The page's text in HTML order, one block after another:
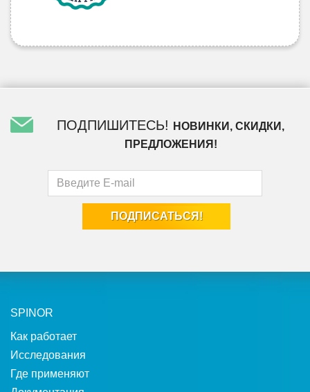
ПОДПИШИТЕСЬ!
НОВИНКИ, СКИДКИ,
ПРЕДЛОЖЕНИЯ!
SPINOR
Как работает
Исследования
Где применяют